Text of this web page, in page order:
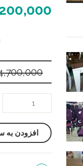
صندلی
چوبی
ابرویی
افزودن به